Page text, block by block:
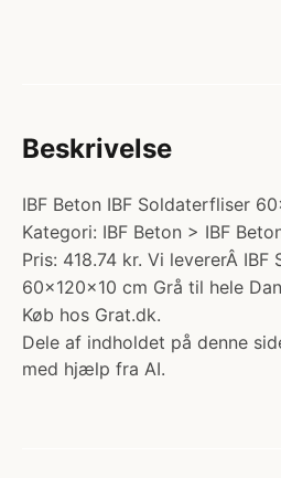
Beskrivelse
IBF Beton IBF Soldaterfliser
Kategori: IBF Beton > IBF
Pris: 418.74 kr. Vi levererÂ IBF
60x120x10 cm Grå til hele
Køb hos Grat.dk.
Dele af indholdet på denne
med hjælp fra AI.